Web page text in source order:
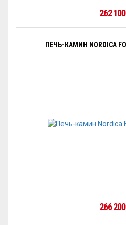
262 100
ПЕЧЬ-КАМИН NORDICA
266 200